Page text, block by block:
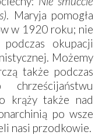
. Maryja pomogła
w 1920 roku; nie
okupacji
Możemy
także podczas
krąży także nad
po wsze
nasi przodkowie.